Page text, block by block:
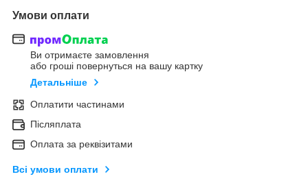
Умови оплати
Ви отримаєте замовлення
або гроші повернуться на вашу картку
Детальніше
Оплатити частинами
Післяплата
Оплата за реквізитами
Всі умови оплати